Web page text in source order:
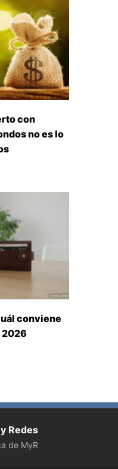
con
no es lo
conviene
2026
Redes
de MyR